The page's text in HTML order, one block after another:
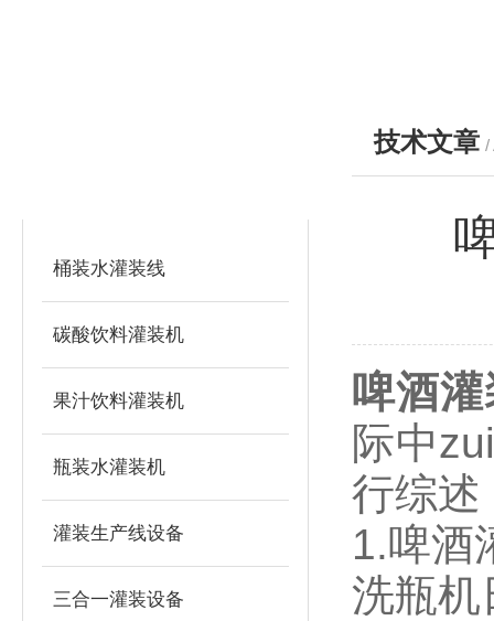
桶装水灌装线
碳酸饮料灌装机
果汁饮料灌装机
瓶装水灌装机
灌装生产线设备
三合一灌装设备
技术文章 /
啤酒
际中
行综述
1.啤酒
洗瓶机